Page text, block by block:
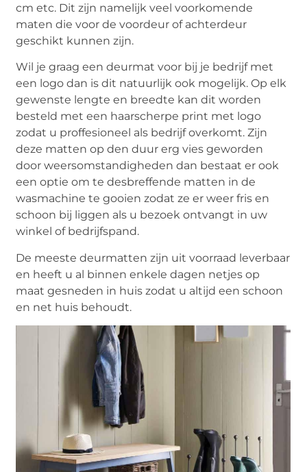
cm etc. Dit zijn namelijk veel voorkomende
maten die voor de voordeur of achterdeur
geschikt kunnen zijn.
Wil je graag een deurmat voor bij je bedrijf met
een logo dan is dit natuurlijk ook mogelijk. Op elk
gewenste lengte en breedte kan dit worden
besteld met een haarscherpe print met logo
zodat u proffesioneel als bedrijf overkomt. Zijn
deze matten op den duur erg vies geworden
door weersomstandigheden dan bestaat er ook
een optie om te desbreffende matten in de
wasmachine te gooien zodat ze er weer fris en
schoon bij liggen als u bezoek ontvangt in uw
winkel of bedrijfspand.
De meeste deurmatten zijn uit voorraad leverbaar
en heeft u al binnen enkele dagen netjes op
maat gesneden in huis zodat u altijd een schoon
en net huis behoudt.